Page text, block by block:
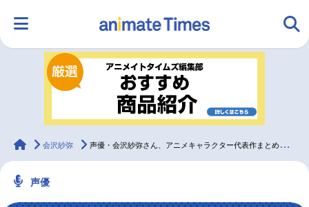
ランキング アニメ
ラジオ
animateTimes
会沢紗弥 声優・会沢紗弥さん、アニメキャラクター代表作まとめ（2024年版）
声優